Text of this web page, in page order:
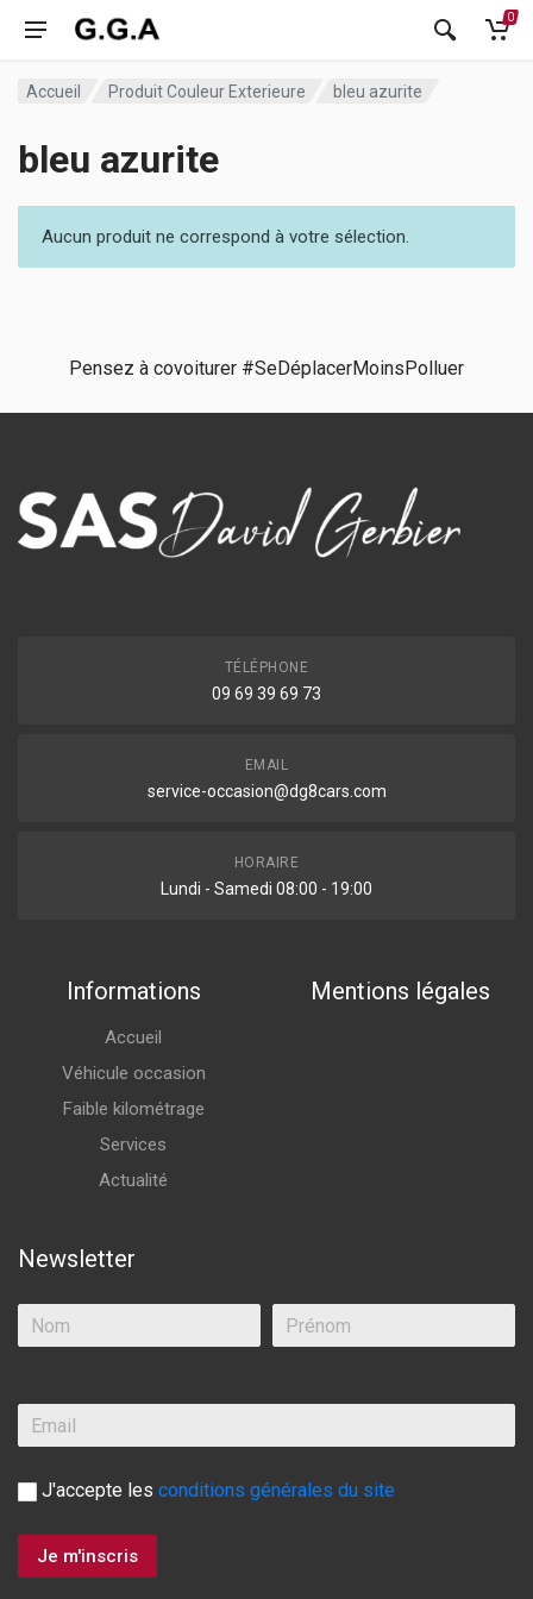
0
Accueil Produit Couleur Exterieure bleu azurite
bleu azurite
Aucun produit ne correspond à votre sélection.
Pensez à covoiturer #SeDéplacerMoinsPolluer
TÉLÉPHONE
09 69 39 69 73
EMAIL
service-occasion@dg8cars.com
HORAIRE
Lundi - Samedi 08:00 - 19:00
Informations
Accueil
Véhicule occasion
Faible kilométrage
Services
Actualité
Mentions légales
Newsletter
J'accepte les conditions générales du site